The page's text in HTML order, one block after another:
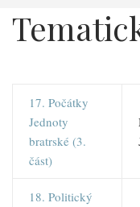
17. Počátky
Jednoty
bratrské (3.
část)
18. Politický